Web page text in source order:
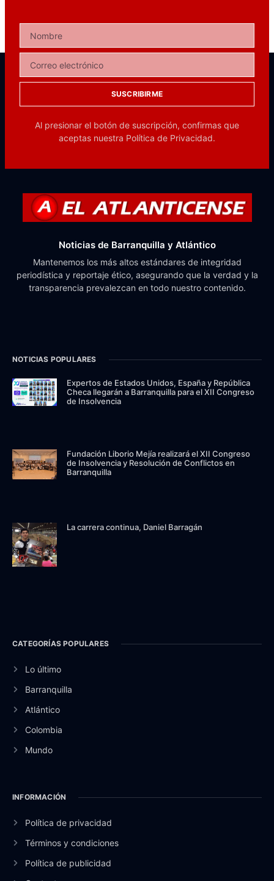
SUSCRIBIRME
Al presionar el botón de suscripción, confirmas que
aceptas nuestra Política de Privacidad.
Noticias de Barranquilla y Atlántico
Mantenemos los más altos estándares de integridad
periodística y reportaje ético, asegurando que la verdad y la
transparencia prevalezcan en todo nuestro contenido.
NOTICIAS POPULARES
Expertos de Estados Unidos, España y República
Checa llegarán a Barranquilla para el XII Congreso
de Insolvencia
Fundación Liborio Mejía realizará el XII Congreso
de Insolvencia y Resolución de Conflictos en
Barranquilla
La carrera continua, Daniel Barragán
CATEGORÍAS POPULARES
Lo último
Barranquilla
Atlántico
Colombia
Mundo
INFORMACIÓN
Política de privacidad
Términos y condiciones
Política de publicidad